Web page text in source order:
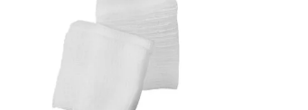
Plus
Heat